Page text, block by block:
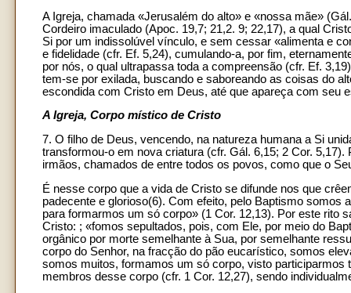
A Igreja, chamada «Jerusalém do alto» e «nossa mãe»
Cordeiro imaculado (Apoc. 19,7; 21,2. 9; 22,17), a qual
Si por um indissolúvel vínculo, e sem cessar «alimenta e
e fidelidade (cfr. Ef. 5,24), cumulando-a, por fim,
por nós, o qual ultrapassa toda a compreensão (cfr. Ef.
tem-se por exilada, buscando e saboreando as coisas do
escondida com Cristo em Deus, até que apareça com seu
A Igreja, Corpo místico de Cristo
7. O filho de Deus, vencendo, na natureza humana a Si
transformou-o em nova criatura (cfr. Gál. 6,15; 2 Cor.
irmãos, chamados de entre todos os povos, como que o
É nesse corpo que a vida de Cristo se difunde nos que
padecente e glorioso(6). Com efeito, pelo Baptismo
para formarmos um só corpo» (1 Cor. 12,13). Por este rito
Cristo: ; «fomos sepultados, pois, com Ele, por meio do
orgânico por morte semelhante à Sua, por semelhante
corpo do Senhor, na fracção do pão eucarístico, somos
somos muitos, formamos um só corpo, visto participarmos
membros desse corpo (cfr. 1 Cor. 12,27), sendo